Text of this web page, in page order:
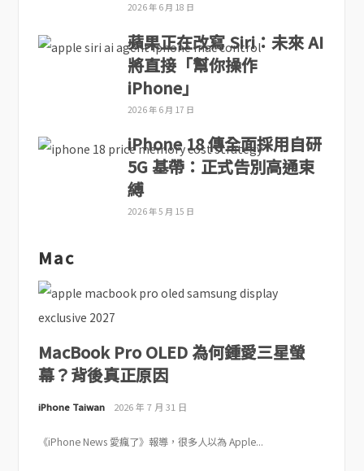
2026 年 6 月 18 日
蘋果正在改寫 Siri：未來 AI
將直接「幫你操作
iPhone」
2026 年 6 月 17 日
iPhone 18 傳全面採用自研
5G 基帶：正式告別高通束
縛
2026 年 5 月 15 日
Mac
MacBook Pro OLED 為何鍾愛三星螢
幕？背後真正原因
iPhone Taiwan 2026 年 7 月 31 日
《iPhone News 愛瘋了》報導，很多人以為 Apple...